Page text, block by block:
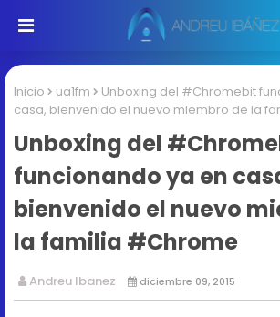
Inicio ua1fm
Unboxing del #Chromebit
casa, bienvenido el nuevo miembro de la
Unboxing del
funcionando ya en
bienvenido el nuevo
la familia #Chrome
Andreu Ibanez diciembre 09, 2015